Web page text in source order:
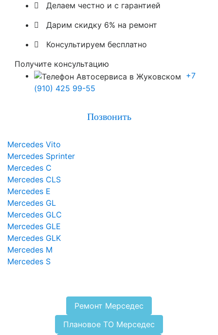
 Делаем честно и с гарантией
 Дарим скидку 6% на ремонт
 Консультируем бесплатно
Получите консультацию
+7
(910) 425 99-55
Позвонить
Mercedes Vito
Mercedes Sprinter
Mercedes C
Mercedes CLS
Mercedes E
Mercedes GL
Mercedes GLC
Mercedes GLE
Mercedes GLK
Mercedes M
Mercedes S
Ремонт Мерседес
Плановое ТО Мерседес